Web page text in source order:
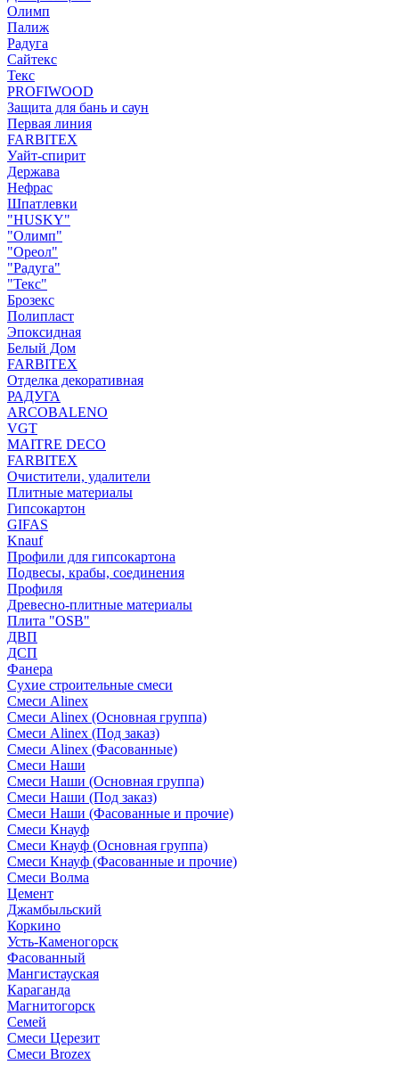
Олимп
Палиж
Радуга
Сайтекс
Текс
PROFIWOOD
Защита для бань и саун
Первая линия
FARBITEX
Уайт-спирит
Держава
Нефрас
Шпатлевки
"HUSKY"
"Олимп"
"Ореол"
"Радуга"
"Текс"
Брозекс
Полипласт
Эпоксидная
Белый Дом
FARBITEX
Отделка декоративная
РАДУГА
ARCOBALENO
VGT
MAITRE DECO
FARBITEX
Очистители, удалители
Плитные материалы
Гипсокартон
GIFAS
Knauf
Профили для гипсокартона
Подвесы, крабы, соединения
Профиля
Древесно-плитные материалы
Плита "OSB"
ДВП
ДСП
Фанера
Сухие строительные смеси
Смеси Alinex
Смеси Alinex (Основная группа)
Смеси Alinex (Под заказ)
Смеси Alinex (Фасованные)
Смеси Наши
Смеси Наши (Основная группа)
Смеси Наши (Под заказ)
Смеси Наши (Фасованные и прочие)
Смеси Кнауф
Смеси Кнауф (Основная группа)
Смеси Кнауф (Фасованные и прочие)
Смеси Волма
Цемент
Джамбыльский
Коркино
Усть-Каменогорск
Фасованный
Мангистауская
Караганда
Магнитогорск
Семей
Смеси Церезит
Смеси Brozex